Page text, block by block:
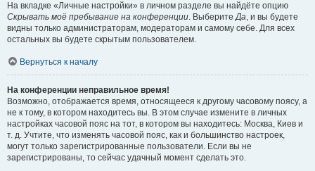
На вкладке «Личные настройки» в личном разделе вы найдёте опцию
Скрывать моё пребывание на конференции. ВыберитеДа, и вы будете
видны только администраторам, модераторам и самому себе. Для всех
остальных вы будете скрытым пользователем.
Вернуться к началу
На конференции неправильное время!
Возможно, отображается время, относящееся к другому часовому поясу, а
не к тому, в котором находитесь вы. В этом случае измените в личных
настройках часовой пояс на тот, в котором вы находитесь: Москва, Киев и
т. д. Учтите, что изменять часовой пояс, как и большинство настроек,
могут только зарегистрированные пользователи. Если вы не
зарегистрированы, то сейчас удачный момент сделать это.